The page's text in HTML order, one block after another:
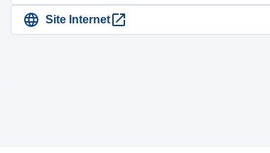
Site Internet